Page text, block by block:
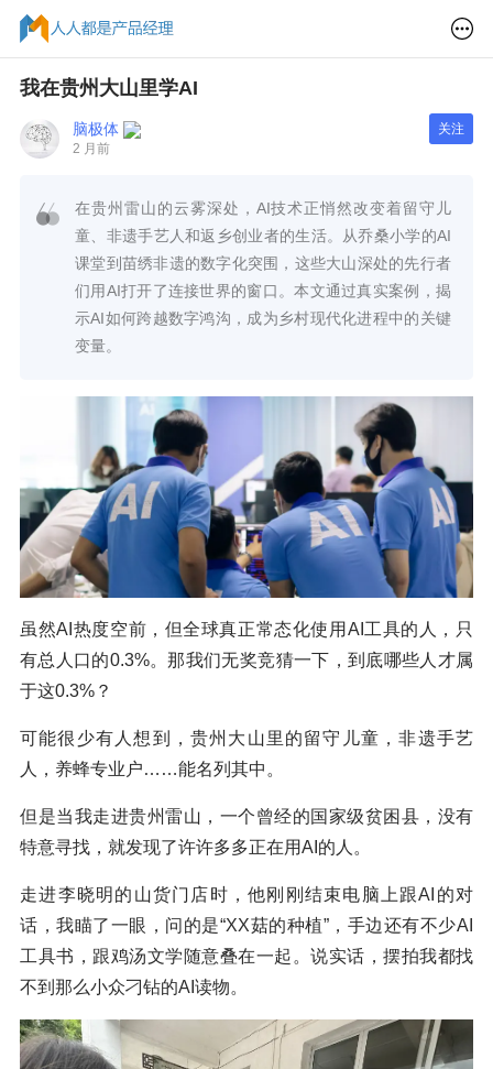
我在贵州大山里学AI
脑极体
2 月前
关注
在贵州雷山的云雾深处，AI技术正悄然改变着留守儿
童、非遗手艺人和返乡创业者的生活。从乔桑小学的AI
课堂到苗绣非遗的数字化突围，这些大山深处的先行者
们用AI打开了连接世界的窗口。本文通过真实案例，揭
示AI如何跨越数字鸿沟，成为乡村现代化进程中的关键
变量。
虽然AI热度空前，但全球真正常态化使用AI工具的人，只
有总人口的0.3%。那我们无奖竞猜一下，到底哪些人才属
于这0.3%？
可能很少有人想到，贵州大山里的留守儿童，非遗手艺
人，养蜂专业户……能名列其中。
但是当我走进贵州雷山，一个曾经的国家级贫困县，没有
特意寻找，就发现了许许多多正在用AI的人。
走进李晓明的山货门店时，他刚刚结束电脑上跟AI的对
话，我瞄了一眼，问的是“XX菇的种植”，手边还有不少AI
工具书，跟鸡汤文学随意叠在一起。说实话，摆拍我都找
不到那么小众刁钻的AI读物。